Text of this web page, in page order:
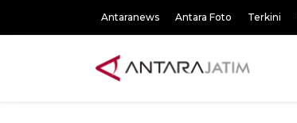
Antaranews Antara Foto Terkini